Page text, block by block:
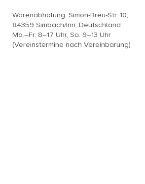
Warenabholung: Simon-Breu-Str. 10,
84359 Simbach/Inn, Deutschland
Mo.–Fr. 8–17 Uhr, Sa. 9–13 Uhr
(Vereinstermine nach Vereinbarung)